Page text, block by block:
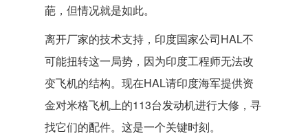
葩，但情况就是如此。
离开厂家的技术支持，印度国家公司HAL不
可能扭转这一局势，因为印度工程师无法改
变飞机的结构。现在HAL请印度海军提供资
金对米格飞机上的113台发动机进行大修，寻
找它们的配件。这是一个关键时刻。